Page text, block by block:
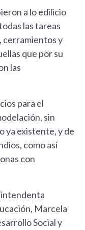
a lo edilicio
las tareas
cerramientos y
que por su
las
para el
sin
ya existente, y de
como así
con
intendenta
Marcela
Social y